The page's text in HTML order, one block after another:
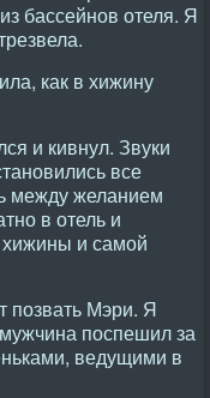
бассейнов отеля. Я
как в хижину
и кивнул. Звуки
все
между желанием
в отель и
хижины и самой
позвать Мэри. Я
поспешил за
ведущими в